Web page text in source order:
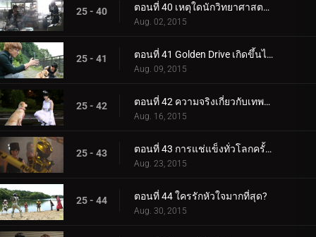
25 - 40 ตอนที่ 40 เหตุใดนักวิทยาศาสตร์ที่มีพรสวรรค์ทั้งสองจึงปะทะกัน?
Aug. 02, 2015
25 - 41 ตอนที่ 41 Golden Drive เกิดขึ้นได้อย่างไร?
Aug. 09, 2015
25 - 42 ตอนที่ 42 ความจริงเกี่ยวกับเทพธิดาคืออะไร?
Aug. 16, 2015
25 - 43 ตอนที่ 43 การแช่แข็งทั่วโลกครั้งที่สองจะเกิดขึ้นเมื่อใด
Aug. 23, 2015
25 - 44 ตอนที่ 44 ใครรักหัวใจมากที่สุด?
Aug. 30, 2015